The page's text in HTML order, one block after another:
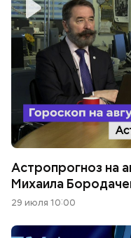
Астропрогноз на
Михаила
29 июля 10:00